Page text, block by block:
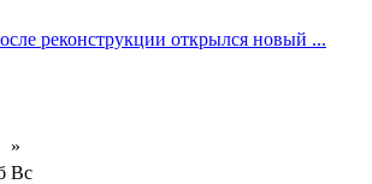
реконструкции открылся новый ...
»
Вс